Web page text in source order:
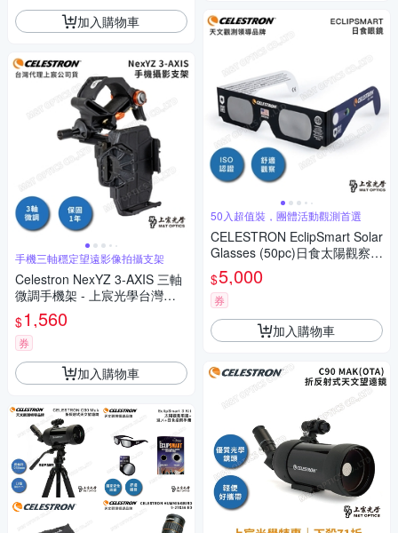
加入購物車
手機三軸穩定望遠影像拍攝支架
Celestron NexYZ 3-AXIS 三軸
微調手機架 - 上宸光學台灣總
代理
$1,560
券
加入購物車
50入超值裝，團體活動觀測首選
CELESTRON EclipSmart Solar
Glasses (50pc)日食太陽觀察眼
鏡_50入 - 上宸光學台灣總代理
$5,000
券
加入購物車